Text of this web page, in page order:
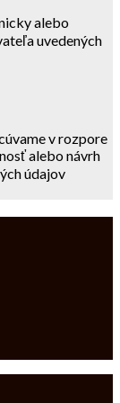
alebo
uvedených
v rozpore
alebo návrh
údajov